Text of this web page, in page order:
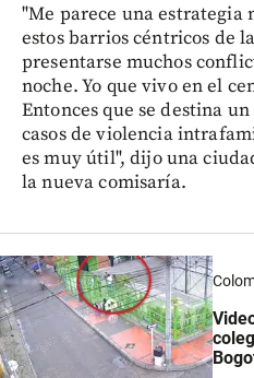
"Me parece una estrategia
estos barrios céntricos de
presentarse muchos
noche. Yo que vivo en el
Entonces que se destina
casos de violencia
es muy útil", dijo una
la nueva comisaría.